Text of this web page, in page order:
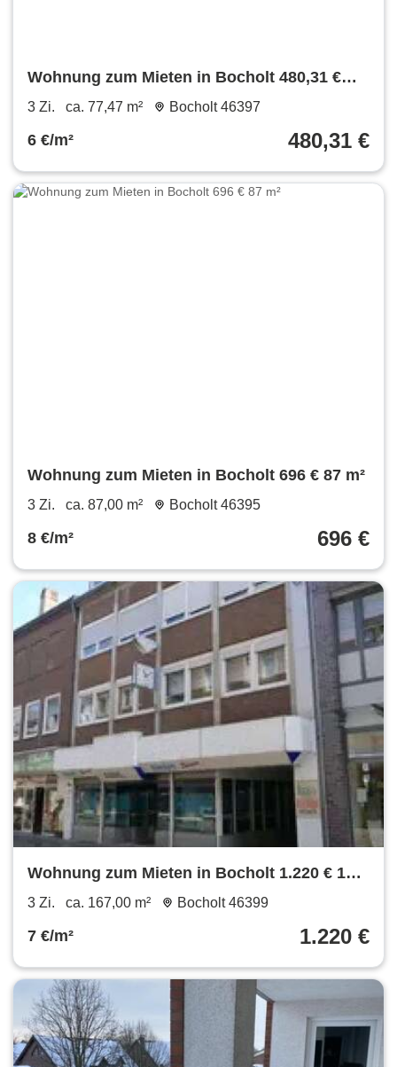
Wohnung zum Mieten in Bocholt 480,31 €
77.47 m²
3 Zi. ca. 77,47 m² Bocholt 46397
6 €/m² 480,31 €
Wohnung zum Mieten in Bocholt 696 € 87 m²
3 Zi. ca. 87,00 m² Bocholt 46395
8 €/m² 696 €
Wohnung zum Mieten in Bocholt 1.220 € 167
m²
3 Zi. ca. 167,00 m² Bocholt 46399
7 €/m² 1.220 €